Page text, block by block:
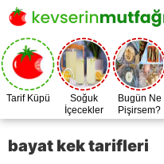
Tarif Küpü
Soğuk
İçecekler
Bugün Ne
Pişirsem?
bayat kek tarifleri